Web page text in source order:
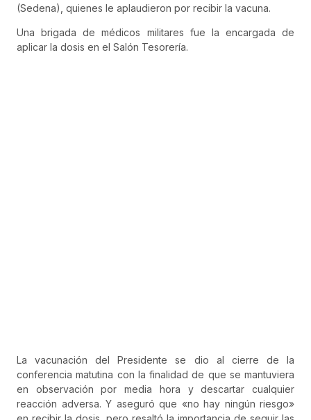
(Sedena), quienes le aplaudieron por recibir la vacuna.
Una brigada de médicos militares fue la encargada de
aplicar la dosis en el Salón Tesorería.
La vacunación del Presidente se dio al cierre de la
conferencia matutina con la finalidad de que se mantuviera
en observación por media hora y descartar cualquier
reacción adversa. Y aseguró que «no hay ningún riesgo»